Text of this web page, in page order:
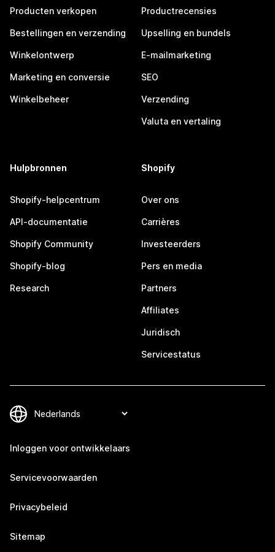
Producten verkopen
Bestellingen en verzending
Winkelontwerp
Marketing en conversie
Winkelbeheer
Productrecensies
Upselling en bundels
E-mailmarketing
SEO
Verzending
Valuta en vertaling
Hulpbronnen
Shopify-helpcentrum
API-documentatie
Shopify Community
Shopify-blog
Research
Shopify
Over ons
Carrières
Investeerders
Pers en media
Partners
Affiliates
Juridisch
Servicestatus
Inloggen voor ontwikkelaars
Servicevoorwaarden
Privacybeleid
Sitemap